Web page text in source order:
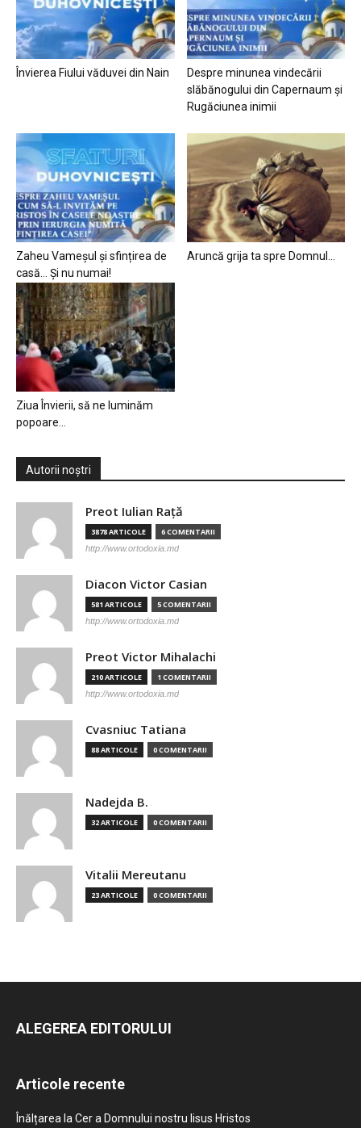
Învierea Fiului văduvei din Nain
Despre minunea vindecării
slăbănogului din Capernaum și
Rugăciunea inimii
Zaheu Vameșul și sfințirea de
casă… Și nu numai!
Aruncă grija ta spre Domnul…
Ziua Învierii, să ne luminăm
popoare…
Autorii noștri
Preot Iulian Raţă
3878 ARTICOLE 6 COMENTARII
http://www.ortodoxia.md
Diacon Victor Casian
581 ARTICOLE 5 COMENTARII
http://www.ortodoxia.md
Preot Victor Mihalachi
210 ARTICOLE 1 COMENTARII
http://www.ortodoxia.md
Cvasniuc Tatiana
88 ARTICOLE 0 COMENTARII
Nadejda B.
32 ARTICOLE 0 COMENTARII
Vitalii Mereutanu
23 ARTICOLE 0 COMENTARII
ALEGEREA EDITORULUI
Articole recente
Înălțarea la Cer a Domnului nostru Iisus Hristos